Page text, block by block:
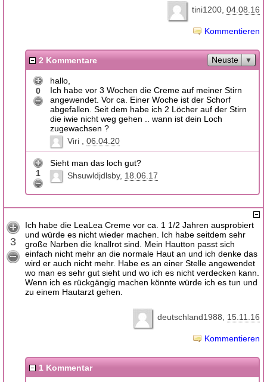
tini1200 04.08.16
Kommentieren
2 Kommentare Neuste
0
hallo,
Ich habe vor 3 Wochen die Creme auf meiner Stirn
angewendet. Vor ca. Einer Woche ist der Schorf
abgefallen. Seit dem habe ich 2 Löcher auf der Stirn
die iwie nicht weg gehen .. wann ist dein Loch
zugewachsen ?
Viri
06.04.20
1
Sieht man das loch gut?
Shsuwldjdlsby 18.06.17
3
Ich habe die LeaLea Creme vor ca. 1 1/2 Jahren ausprobiert
und würde es nicht wieder machen. Ich habe seitdem sehr
große Narben die knallrot sind. Mein Hautton passt sich
einfach nicht mehr an die normale Haut an und ich denke das
wird er auch nicht mehr. Habe es an einer Stelle angewendet
wo man es sehr gut sieht und wo ich es nicht verdecken kann.
Wenn ich es rückgängig machen könnte würde ich es tun und
zu einem Hautarzt gehen.
deutschland1988 15.11.16
Kommentieren
1 Kommentar